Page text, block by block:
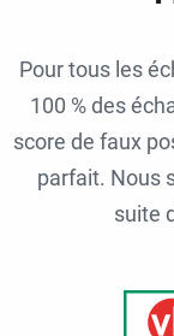
Pour tous les
100 % des
score de faux
parfait. Nous
suite